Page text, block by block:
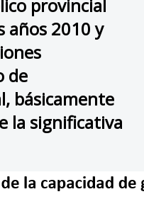
provincial
años 2010 y
de
básicamente
la significativa